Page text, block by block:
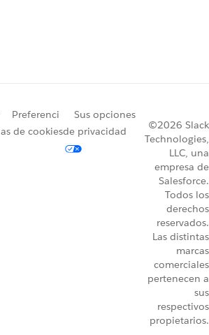
Preferenci
as de cookies
Sus opciones
de privacidad
©2026 Slack
Technologies,
LLC, una
empresa de
Salesforce.
Todos los
derechos
reservados.
Las distintas
marcas
comerciales
pertenecen a
sus
respectivos
propietarios.